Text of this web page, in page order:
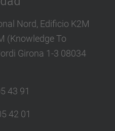
Nord, Edificio K2M
(Knowledge To
Girona 1-3 08034
43 91
42 01